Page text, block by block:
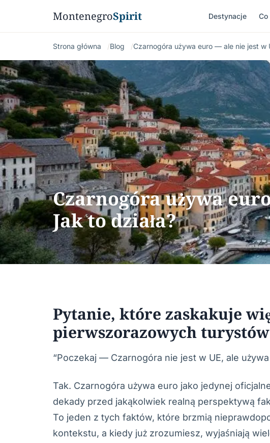
MontenegroSpirit Destynacje Co
Strona główna Blog Czarnogóra używa euro — ale nie jest w
Czarnogóra używa
Jak to działa?
Pytanie, które zaskakuje
pierwszorazowych turystów
“Poczekaj — Czarnogóra nie jest w UE, ale używa
Tak. Czarnogóra używa euro jako jedynej
dekady przed jakąkolwiek realną perspektywą
To jeden z tych faktów, które brzmią
kontekstu, a kiedy już zrozumiesz, wyjaśniają